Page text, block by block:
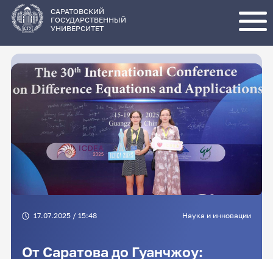
основному
содержанию
САРАТОВСКИЙ
ГОСУДАРСТВЕННЫЙ
УНИВЕРСИТЕТ
17.07.2025 / 15:48 Наука и инновации
От Саратова до Гуанчжоу: